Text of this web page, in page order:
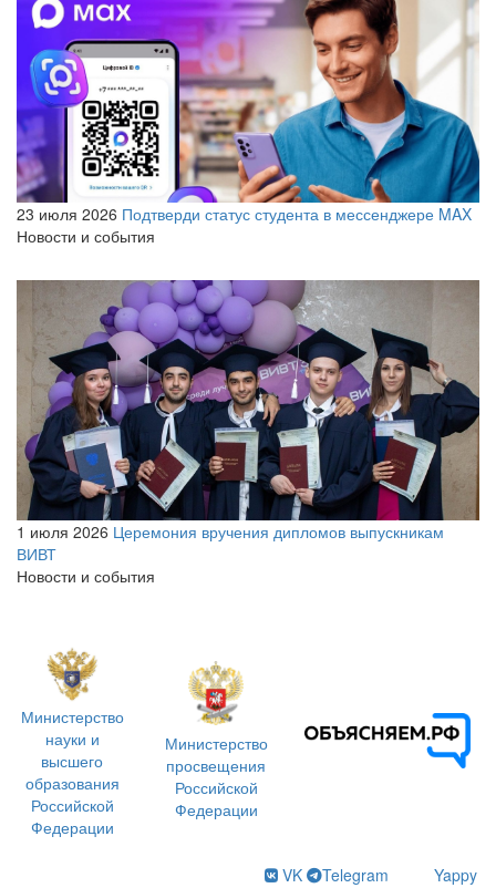
23 июля 2026 Подтверди статус студента в мессенджере MAX
Новости и события
1 июля 2026 Церемония вручения дипломов выпускникам
ВИВТ
Новости и события
Министерство
науки и
высшего
образования
Российской
Федерации
Министерство
просвещения
Российской
Федерации
VK Telegram
Yappy